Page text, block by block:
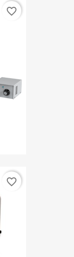
favorite_border
favorite_border